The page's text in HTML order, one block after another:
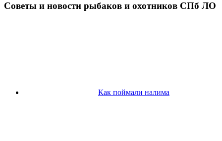
Советы и новости рыбаков и охотников СПб ЛО
Как поймали налима